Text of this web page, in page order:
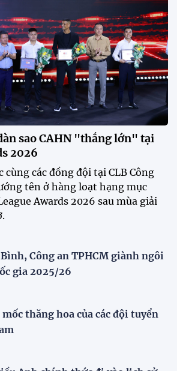
ý của truyền thông Singapore
có mặt tại sân để trực tiếp theo
các ngôi sao nhập tịch.
sao CAHN "thắng lớn" tại
2026
nữ trẻ 2026 lan tỏa đam mê tại
nhận giải thưởng đặc biệt từ
Nam đón cú hích lớn trước mùa